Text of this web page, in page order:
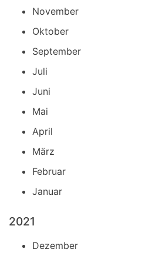
November
Oktober
September
Juli
Juni
Mai
April
März
Februar
Januar
2021
Dezember